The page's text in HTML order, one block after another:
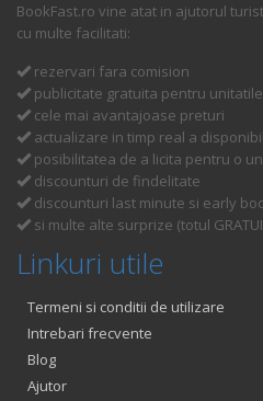
BookFast.ro vine atat in ajutorul
cu multe facilitati:
rezervari fara comision
publicitate gratuita pentru
cele mai avantajoase preturi
actualizare in timp real a
posibilitatea de a licita pentru o
discounturi de findelitate
discounturi last minute si early
si multe alte surprize (totul
Linkuri utile
Termeni si conditii de utilizare
Intrebari frecvente
Blog
Ajutor